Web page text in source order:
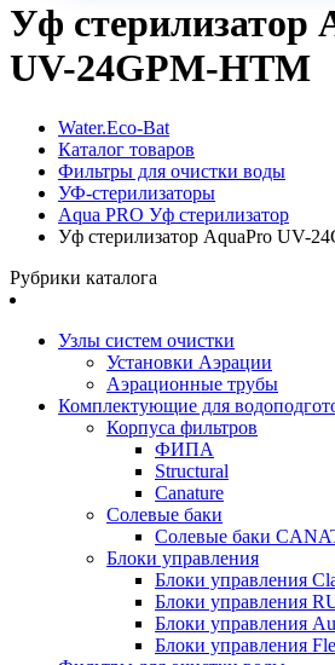
Уф стерилизатор
UV-24GPM-HTM
Water.Eco-Bat
Каталог товаров
Фильтры для очистки воды
УФ-стерилизаторы
Aqua PRO Уф стерилизатор
Уф стерилизатор AquaPro UV-
Рубрики каталога
Узлы систем очистки
Установки Аэрации
Аэрационные трубы
Комплектующие для
Корпуса фильтров
ФИПА
Structural
Canature
Солевые баки
Солевые баки
Блоки управления
Блоки управления
Блоки управления
Блоки управления
Блоки управления